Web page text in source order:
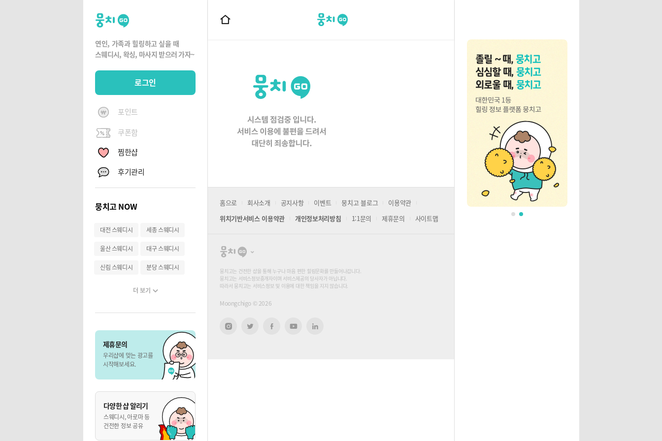
뭉
치
고
연인, 가족과 힐링하고 싶을 때
스웨디시, 왁싱, 마사지 받으러 가자~
로그인
포인트
쿠폰함
찜한샵
후기관리
뭉치고 NOW
대전 스웨디시 세종 스웨디시
울산 스웨디시 대구 스웨디시
신림 스웨디시 분당 스웨디시
더 보기
제휴문의
우리샵에 맞는 광고를
시작해보세요.
다양한 샵 알리기
스웨디시, 아로마 등
건전한 정보 공유
뭉치고
홈
홈으로 회사소개 공지사항 이벤트 뭉치고 블로그
이용약관
위치기반서비스 이용약관
개인정보처리방침 1:1문의 제휴문의 사이트맵
뭉
고
뭉치고는 건전한 샵을 통해 누구나 마음 편한 힐링문화를 만들어나갑니다.
뭉치고는 서비스정보중개자이며 서비스제공의 당사자가 아닙니다.
따라서 뭉치고는 서비스정보 및 이용에 대한 책임을 지지 않습니다.
Moongchigo © 2026